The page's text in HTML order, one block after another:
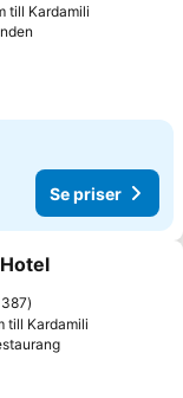
till Kardamili
Se priser
Favoriter
till Kardamili